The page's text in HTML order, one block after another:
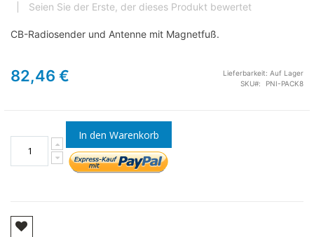
Seien Sie der Erste, der dieses Produkt bewertet
CB-Radiosender und Antenne mit Magnetfuß.
82,46 € Lieferbarkeit: Auf Lager
SKU
PNI-PACK8
In den Warenkorb